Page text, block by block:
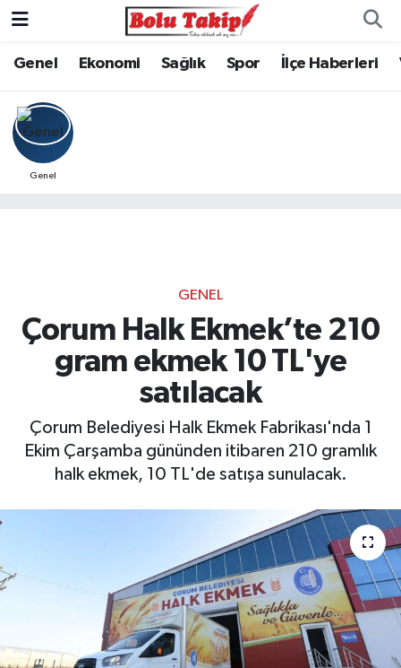
Genel Ekonomi Sağlık Spor İlçe Haberleri
Genel
GENEL
Çorum Halk Ekmek’te 210
gram ekmek 10 TL'ye
satılacak
Çorum Belediyesi Halk Ekmek Fabrikası'nda 1
Ekim Çarşamba gününden itibaren 210 gramlık
halk ekmek, 10 TL'de satışa sunulacak.